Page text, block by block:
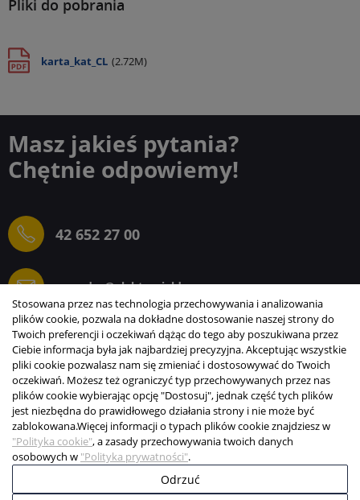
Pliki do pobrania
karta_kat_CL (2.72M)
Masz jakieś pytania?
Chętnie odpowiemy!
42 652 27 00
sprzedaz@elektrogielda.com
ELEKTROGIEŁDA SZ.ŻACZKIEWICZ; M.KARLIŃSKI
SP.J.
INFORMACJE
STREFA KLIENTA
Stosowana przez nas technologia przechowywania i analizowania
plików cookie, pozwala na dokładne dostosowanie naszej strony do
Twoich preferencji i oczekiwań dążąc do tego aby poszukiwana przez
Ciebie informacja była jak najbardziej precyzyjna. Akceptując wszystkie
pliki cookie pozwalasz nam się zmieniać i dostosowywać do Twoich
oczekiwań. Możesz też ograniczyć typ przechowywanych przez nas
plików cookie wybierając opcję "Dostosuj", jednak część tych plików
jest niezbędna do prawidłowego działania strony i nie może być
zablokowana.Więcej informacji o typach plików cookie znajdziesz w
"Polityka cookie", a zasady przechowywania twoich danych
osobowych w "Polityka prywatności".
Odrzuć
Copyright © 2003-2026 Elektrogiełda s.j.
Projekt i realizacja:BigCom